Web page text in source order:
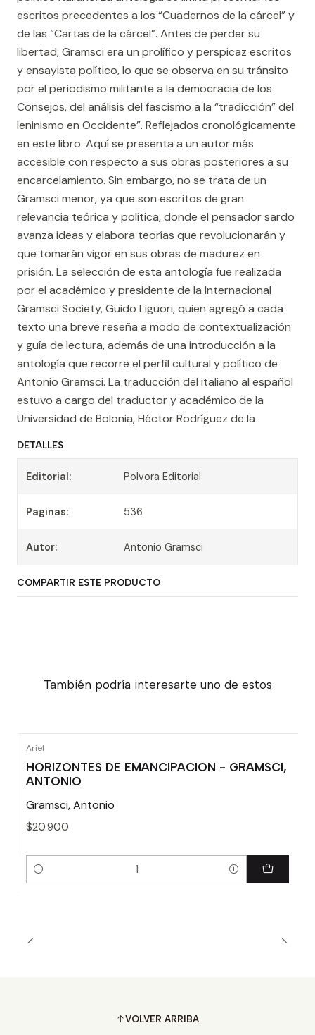
escritos precedentes a los “Cuadernos de la cárcel” y
de las “Cartas de la cárcel”. Antes de perder su
libertad, Gramsci era un prolífico y perspicaz escritos
y ensayista político, lo que se observa en su tránsito
por el periodismo militante a la democracia de los
Consejos, del análisis del fascismo a la “tradicción” del
leninismo en Occidente”. Reflejados cronológicamente
en este libro. Aquí se presenta a un autor más
accesible con respecto a sus obras posteriores a su
encarcelamiento. Sin embargo, no se trata de un
Gramsci menor, ya que son escritos de gran
relevancia teórica y política, donde el pensador sardo
avanza ideas y elabora teorías que revolucionarán y
que tomarán vigor en sus obras de madurez en
prisión. La selección de esta antología fue realizada
por el académico y presidente de la Internacional
Gramsci Society, Guido Liguori, quien agregó a cada
texto una breve reseña a modo de contextualización
y guía de lectura, además de una introducción a la
antología que recorre el perfil cultural y político de
Antonio Gramsci. La traducción del italiano al español
estuvo a cargo del traductor y académico de la
Universidad de Bolonia, Héctor Rodríguez de la
DETALLES
Editorial: Polvora Editorial
Paginas: 536
Autor: Antonio Gramsci
COMPARTIR ESTE PRODUCTO
También podría interesarte uno de estos
Ariel
HORIZONTES DE EMANCIPACION - GRAMSCI,
ANTONIO
Gramsci, Antonio
$20.900
Cantidad
VOLVER ARRIBA